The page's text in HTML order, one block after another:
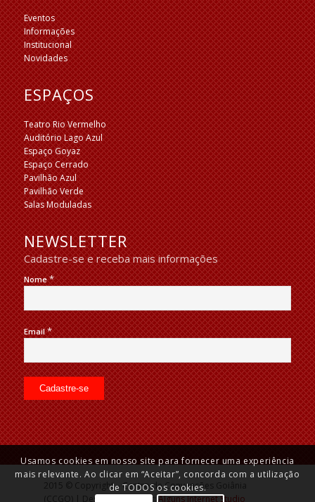
Eventos
Informações
Institucional
Novidades
ESPAÇOS
Teatro Rio Vermelho
Auditório Lago Azul
Espaço Goyaz
Espaço Cerrado
Pavilhão Azul
Pavilhão Verde
Salas Moduladas
NEWSLETTER
Cadastre-se e receba mais informações
Nome*
Email*
2015 © Copyright – Centro de Convenções Goiânia
(CCGO) | Desenvolvido por:Alguns Internet Studio
Usamos cookies em nosso site para fornecer uma experiência
mais relevante. Ao clicar em “Aceitar”, concorda com a utilização
de TODOS os cookies.